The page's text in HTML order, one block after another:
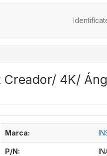
4K/
Marca:
P/N: